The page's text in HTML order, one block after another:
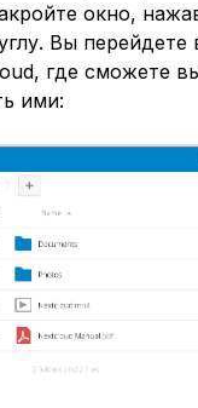
окно,
Вы перейдете
где сможете
ими: